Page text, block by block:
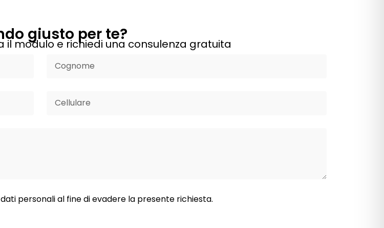
giusto per te?
il modulo e richiedi una consulenza gratuita
personali al fine di evadere la presente richiesta.